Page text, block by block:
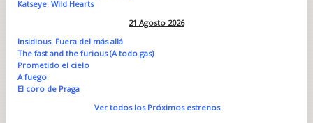
Katseye: Wild Hearts
21 Agosto 2026
Insidious. Fuera del más allá
The fast and the furious (A todo gas)
Prometido el cielo
A fuego
El coro de Praga
Ver todos los Próximos estrenos